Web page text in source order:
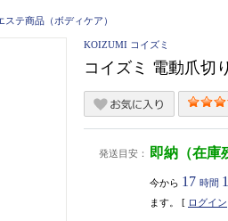
ステ商品（ボディケア）
KOIZUMI コイズミ
コイズミ 電動爪切
発送目安： 即納（在庫
今から 17 時間
ます。 [ ログイン